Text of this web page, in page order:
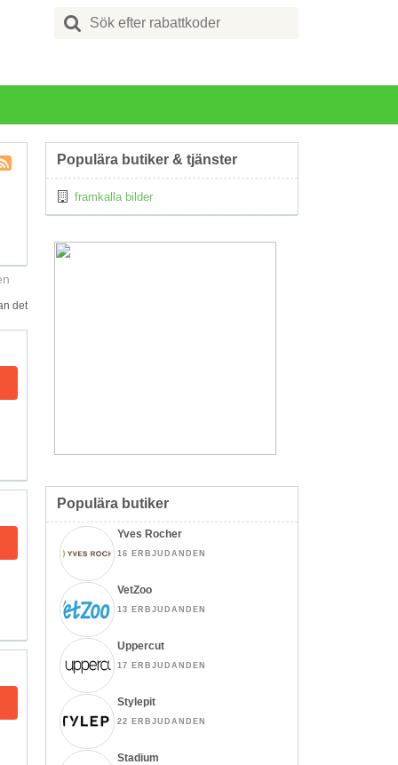
Search
for:
det
Populära butiker & tjänster
framkalla bilder
Populära butiker
Yves Rocher
16 ERBJUDANDEN
VetZoo
13 ERBJUDANDEN
Uppercut
17 ERBJUDANDEN
Stylepit
22 ERBJUDANDEN
Stadium